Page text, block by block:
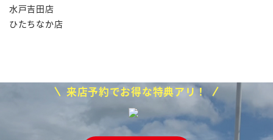
水戸吉田店
ひたちなか店
来店予約でお得な特典アリ！